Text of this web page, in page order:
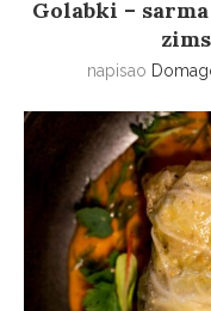
Golabki –
napisao